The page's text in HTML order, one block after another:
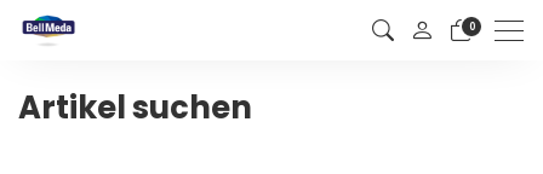
0
Artikel suchen